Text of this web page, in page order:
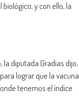
y con ello, la
diputada Gradías dijo,
lograr que la vacuna
tenemos el índice